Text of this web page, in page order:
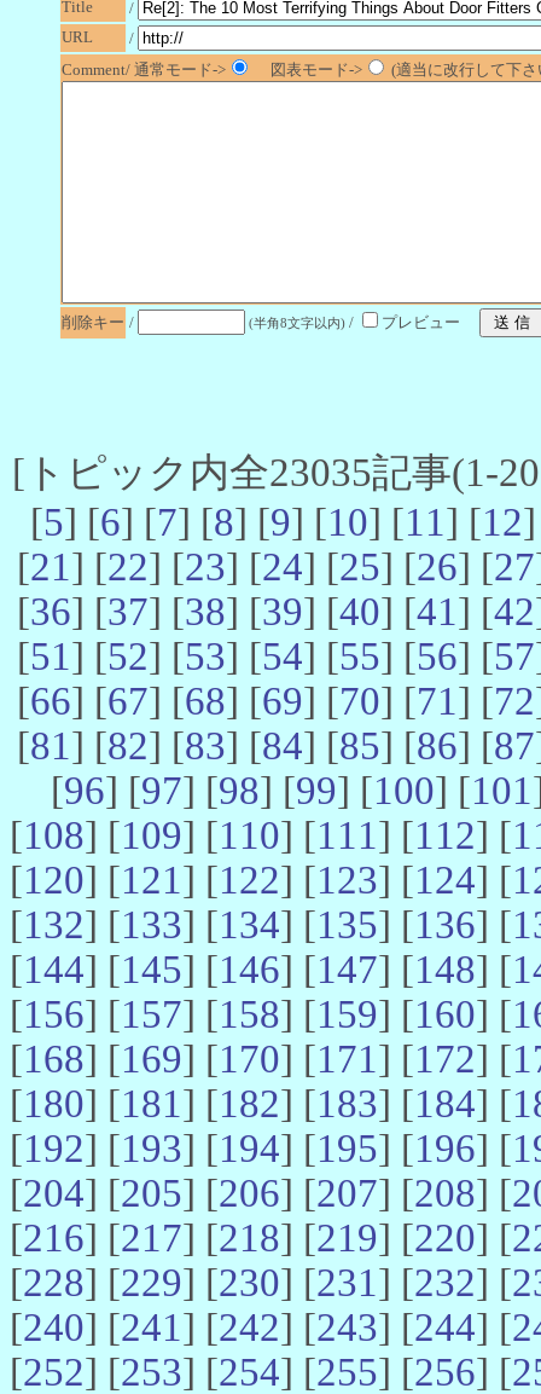
Title
/
URL
/
Comment/ 通常モード->
図表モード-> (適当に改行して下
削除キー / (半角8文字以内) / プレビュー
[トピック内全23035記事(1-
[5] [6] [7] [8] [9] [10] [11] [12
[21] [22] [23] [24] [25] [26] [27
[36] [37] [38] [39] [40] [41] [42
[51] [52] [53] [54] [55] [56] [57
[66] [67] [68] [69] [70] [71] [72
[81] [82] [83] [84] [85] [86] [87
[96] [97] [98] [99] [100] [101
[108] [109] [110] [111] [112] [
[120] [121] [122] [123] [124] [
[132] [133] [134] [135] [136] [
[144] [145] [146] [147] [148] [
[156] [157] [158] [159] [160] [
[168] [169] [170] [171] [172] [
[180] [181] [182] [183] [184] [
[192] [193] [194] [195] [196] [
[204] [205] [206] [207] [208] [
[216] [217] [218] [219] [220] [
[228] [229] [230] [231] [232] [
[240] [241] [242] [243] [244] [
[252] [253] [254] [255] [256] [